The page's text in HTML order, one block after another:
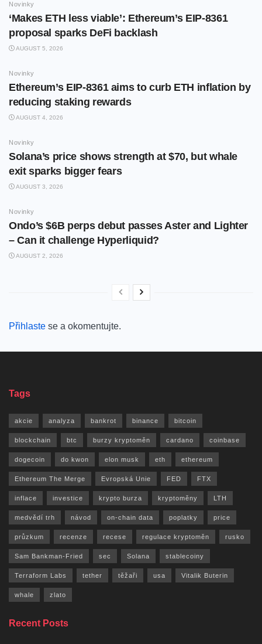
Novinky
‘Makes ETH less viable’: Ethereum’s EIP-8361
proposal sparks DeFi backlash
AUGUST 5, 2026
Novinky
Ethereum’s EIP-8361 aims to curb ETH inflation by
reducing staking rewards
AUGUST 4, 2026
Novinky
Solana’s price shows strength at $70, but whale
exit sparks bigger fears
AUGUST 3, 2026
Novinky
Ondo’s $6B perps debut passes Aster and Lighter
– Can it challenge Hyperliquid?
AUGUST 2, 2026
Přihlaste se a okomentujte.
Tags
akcie analyza bankrot binance bitcoin
blockchain btc burzy kryptoměn cardano coinbase
dogecoin do kwon elon musk eth ethereum
Ethereum The Merge Evropská Unie FED FTX
inflace investice krypto burza kryptoměny LTH
medvědí trh návod on-chain data poplatky price
průzkum recenze recese regulace kryptoměn rusko
Sam Bankman-Fried sec Solana stablecoiny
Terraform Labs tether těžaři usa Vitalik Buterin
whale zlato
Recent Posts